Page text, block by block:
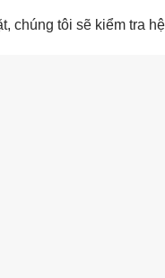
chúng tôi sẽ kiểm tra